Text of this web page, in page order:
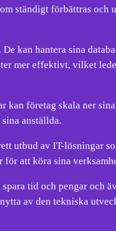
ständigt förbättras
kan hantera sina
mer effektivt, vilket
företag skala ner
anställda.
av IT-lösningar
för att köra sina
tid och pengar och
av den tekniska